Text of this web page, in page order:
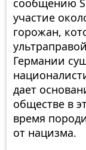
сообщению
участие
горожан,
Германии
дает
обществе в
время
от нацизма.